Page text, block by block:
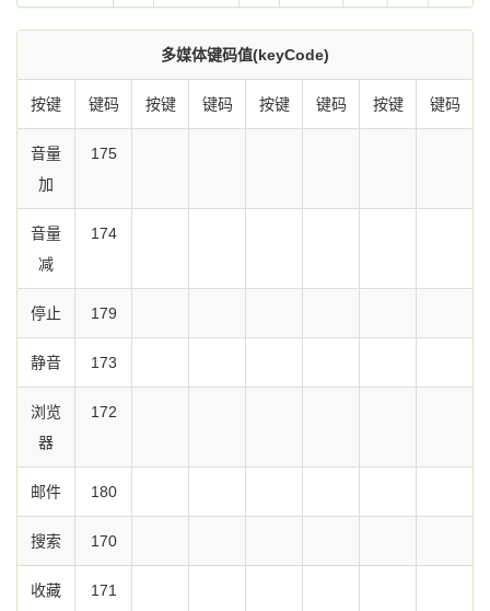
多媒体键码值(keyCode)
按键 键码 按键 键码 按键 键码 按键 键码
音量
加
175
音量
减
174
停止 179
静音 173
浏览
器
172
邮件 180
搜索 170
收藏 171